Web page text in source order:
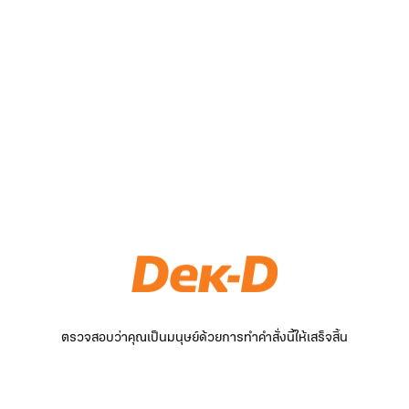
ตรวจสอบว่าคุณเป็นมนุษย์ด้วยการทำคำสั่งนี้ให้เสร็จสิ้น